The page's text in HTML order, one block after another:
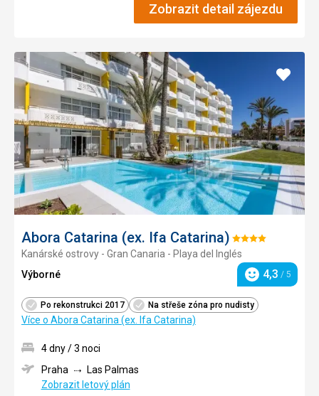
Zobrazit detail zájezdu
Abora Catarina (ex. Ifa Catarina) Hodnocení:
4/5
Kanárské ostrovy - Gran Canaria - Playa del Inglés
Výborné
Hodnocení
4,3 / 5
Po rekonstrukci 2017 Na střeše zóna pro nudisty
Více o Abora Catarina (ex. Ifa Catarina)
Přidat
4 dny / 3 noci
Praha
Las Palmas
Zobrazit letový plán